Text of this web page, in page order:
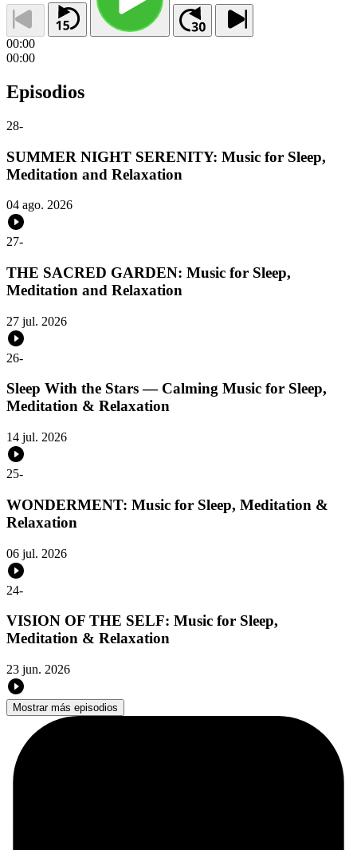
00:00
00:00
Episodios
28-
SUMMER NIGHT SERENITY: Music for Sleep,
Meditation and Relaxation
04 ago. 2026
27-
THE SACRED GARDEN: Music for Sleep,
Meditation and Relaxation
27 jul. 2026
26-
Sleep With the Stars — Calming Music for Sleep,
Meditation & Relaxation
14 jul. 2026
25-
WONDERMENT: Music for Sleep, Meditation &
Relaxation
06 jul. 2026
24-
VISION OF THE SELF: Music for Sleep,
Meditation & Relaxation
23 jun. 2026
Mostrar más episodios